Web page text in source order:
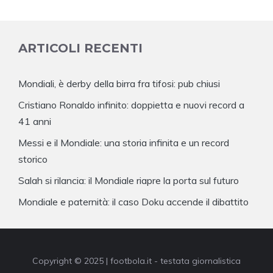
ARTICOLI RECENTI
Mondiali, è derby della birra fra tifosi: pub chiusi
Cristiano Ronaldo infinito: doppietta e nuovi record a
41 anni
Messi e il Mondiale: una storia infinita e un record
storico
Salah si rilancia: il Mondiale riapre la porta sul futuro
Mondiale e paternità: il caso Doku accende il dibattito
Copyright © 2025 | footbola.it - testata giornalistica